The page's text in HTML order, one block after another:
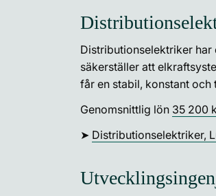
Distributionselektriker
säkerställer att
får en stabil, konstant
Genomsnittlig lön 35 200
➤ Distributionselektriker,